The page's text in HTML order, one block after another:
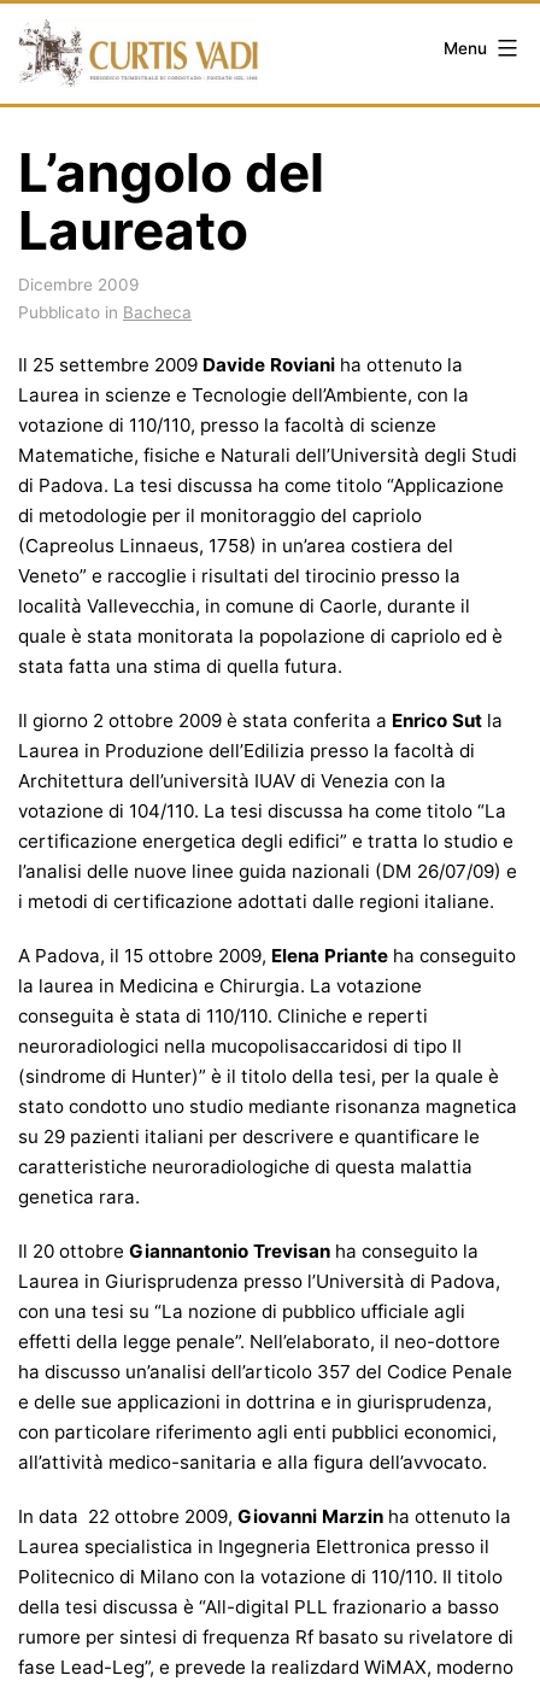
Salta
contenuto
Menu
L’angolo del
Laureato
Dicembre 2009
Pubblicato in Bacheca
Il 25 settembre 2009 Davide Roviani ha ottenuto la
Laurea in scienze e Tecnologie dell’Ambiente, con la
votazione di 110/110, presso la facoltà di scienze
Matematiche, fisiche e Naturali dell’Università degli Studi
di Padova. La tesi discussa ha come titolo “Applicazione
di metodologie per il monitoraggio del capriolo
(Capreolus Linnaeus, 1758) in un’area costiera del
Veneto” e raccoglie i risultati del tirocinio presso la
località Vallevecchia, in comune di Caorle, durante il
quale è stata monitorata la popolazione di capriolo ed è
stata fatta una stima di quella futura.
Il giorno 2 ottobre 2009 è stata conferita a Enrico Sut la
Laurea in Produzione dell’Edilizia presso la facoltà di
Architettura dell’università IUAV di Venezia con la
votazione di 104/110. La tesi discussa ha come titolo “La
certificazione energetica degli edifici” e tratta lo studio e
l’analisi delle nuove linee guida nazionali (DM 26/07/09) e
i metodi di certificazione adottati dalle regioni italiane.
A Padova, il 15 ottobre 2009, Elena Priante ha conseguito
la laurea in Medicina e Chirurgia. La votazione
conseguita è stata di 110/110. Cliniche e reperti
neuroradiologici nella mucopolisaccaridosi di tipo II
(sindrome di Hunter)” è il titolo della tesi, per la quale è
stato condotto uno studio mediante risonanza magnetica
su 29 pazienti italiani per descrivere e quantificare le
caratteristiche neuroradiologiche di questa malattia
genetica rara.
Il 20 ottobre Giannantonio Trevisan ha conseguito la
Laurea in Giurisprudenza presso l’Università di Padova,
con una tesi su “La nozione di pubblico ufficiale agli
effetti della legge penale”. Nell’elaborato, il neo-dottore
ha discusso un’analisi dell’articolo 357 del Codice Penale
e delle sue applicazioni in dottrina e in giurisprudenza,
con particolare riferimento agli enti pubblici economici,
all’attività medico-sanitaria e alla figura dell’avvocato.
In data 22 ottobre 2009, Giovanni Marzin ha ottenuto la
Laurea specialistica in Ingegneria Elettronica presso il
Politecnico di Milano con la votazione di 110/110. Il titolo
della tesi discussa è “All-digital PLL frazionario a basso
rumore per sintesi di frequenza Rf basato su rivelatore di
fase Lead-Leg”, e prevede la realizdard WiMAX, moderno